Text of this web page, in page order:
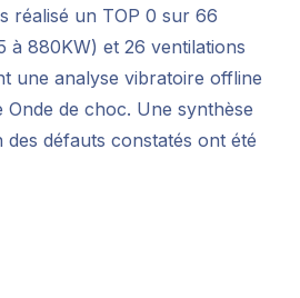
réalisé un TOP 0 sur 66
à 880KW) et 26 ventilations
une analyse vibratoire offline
Onde de choc. Une synthèse
des défauts constatés ont été